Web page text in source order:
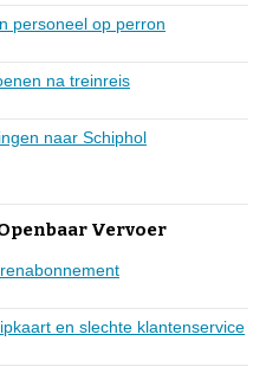
personeel op perron
na treinreis
naar Schiphol
Vervoer
en slechte klantenservice